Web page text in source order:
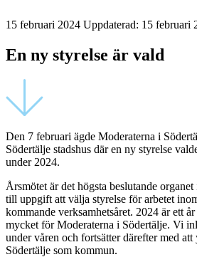
15 februari 2024 Uppdaterad: 15 februari
En ny styrelse är vald
Den 7 februari ägde Moderaterna i
Södertälje stadshus där en ny styrelse
under 2024.
Årsmötet är det högsta beslutande
till uppgift att välja styrelse för arbetet
kommande verksamhetsåret. 2024 är ett
mycket för Moderaterna i Södertälje. Vi
under våren och fortsätter därefter med
Södertälje som kommun.